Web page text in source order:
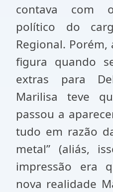
contava com
político do
Regional.
figura quando
extras para
Marilisa teve
passou a
tudo em razão
metal” (aliás,
impressão era
nova realidade